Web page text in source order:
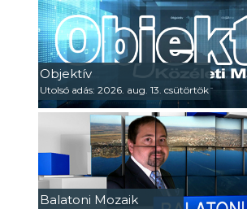
Objektív
Utolsó adás: 2026. aug. 13. csütörtök
Balatoni Mozaik